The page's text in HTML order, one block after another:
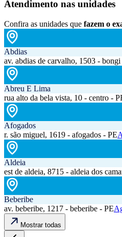
Atendimento nas unidades
Confira as unidades que fazem o
Abdias
av. abdias de carvalho, 1503 - bongi
Abreu E Lima
rua alto da bela vista, 10 - centro -
Afogados
r. são miguel, 1619 - afogados - PE
Aldeia
est de aldeia, 8715 - aldeia dos
Beberibe
av. beberibe, 1217 - beberibe - PE
Mostrar todas